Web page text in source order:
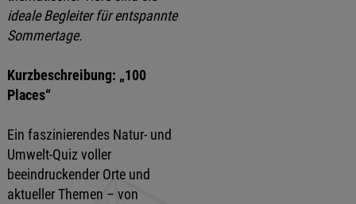
ideale Begleiter für entspannte
Sommertage.
Kurzbeschreibung: „100
Places“
Ein faszinierendes Natur- und
Umwelt-Quiz voller
beeindruckender Orte und
aktueller Themen – von